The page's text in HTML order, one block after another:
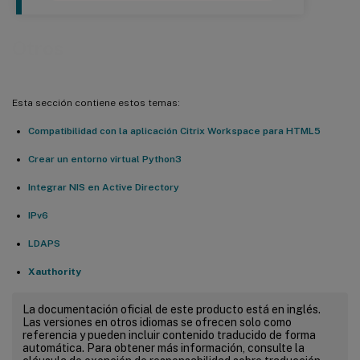
Esta sección contiene estos temas:
Compatibilidad con la aplicación Citrix Workspace para HTML5
Crear un entorno virtual Python3
Integrar NIS en Active Directory
IPv6
LDAPS
Xauthority
La documentación oficial de este producto está en inglés.
Las versiones en otros idiomas se ofrecen solo como
referencia y pueden incluir contenido traducido de forma
automática. Para obtener más información, consulte la